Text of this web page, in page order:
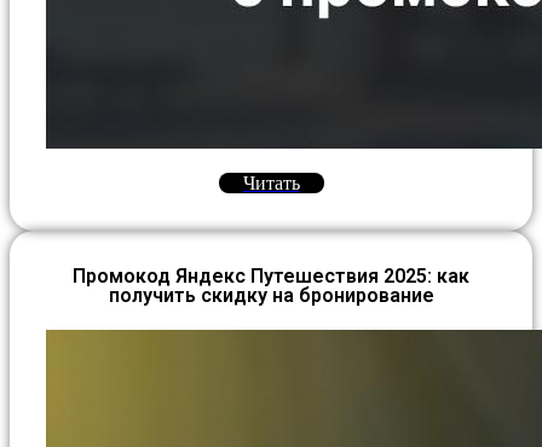
Читать
Промокод Яндекс Путешествия 2025: как
получить скидку на бронирование